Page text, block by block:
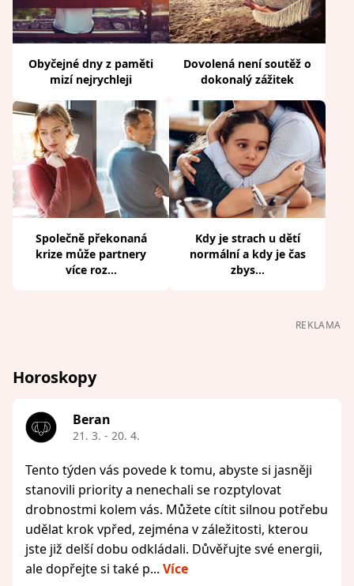
Obyčejné dny z paměti
mizí nejrychleji
Dovolená není soutěž o
dokonalý zážitek
Společně překonaná
krize může partnery
více roz...
Kdy je strach u dětí
normální a kdy je čas
zbys...
REKLAMA
Horoskopy
Beran
21. 3. - 20. 4.
Tento týden vás povede k tomu, abyste si jasněji
stanovili priority a nenechali se rozptylovat
drobnostmi kolem vás. Můžete cítit silnou potřebu
udělat krok vpřed, zejména v záležitosti, kterou
jste již delší dobu odkládali. Důvěřujte své energii,
ale dopřejte si také p... Více